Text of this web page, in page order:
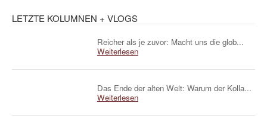
LETZTE KOLUMNEN + VLOGS
Reicher als je zuvor: Macht uns die glob...
Weiterlesen
Das Ende der alten Welt: Warum der Kolla...
Weiterlesen